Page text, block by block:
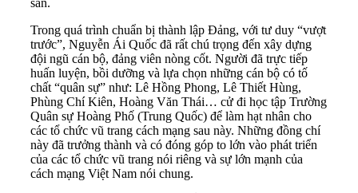
sản.
Trong quá trình chuẩn bị thành lập Đảng, với tư duy “vượt
trước”, Nguyễn Ái Quốc đã rất chú trọng đến xây dựng
đội ngũ cán bộ, đảng viên nòng cốt. Người đã trực tiếp
huấn luyện, bồi dưỡng và lựa chọn những cán bộ có tố
chất “quân sự” như: Lê Hồng Phong, Lê Thiết Hùng,
Phùng Chí Kiên, Hoàng Văn Thái… cử đi học tập Trường
Quân sự Hoàng Phố (Trung Quốc) để làm hạt nhân cho
các tổ chức vũ trang cách mạng sau này. Những đồng chí
này đã trưởng thành và có đóng góp to lớn vào phát triển
của các tổ chức vũ trang nói riêng và sự lớn mạnh của
cách mạng Việt Nam nói chung.